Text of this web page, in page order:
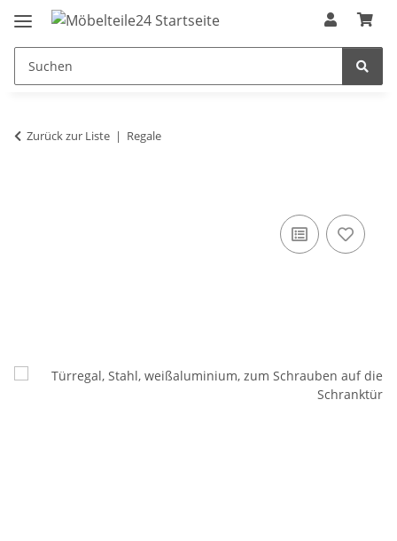
Zurück zur Liste Regale